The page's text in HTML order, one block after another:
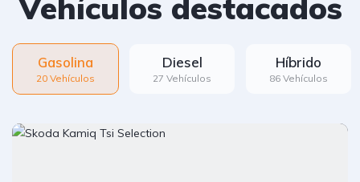
Vehículos destacados
Gasolina
20 Vehículos
Diesel
27 Vehículos
Híbrido
86 Vehículos